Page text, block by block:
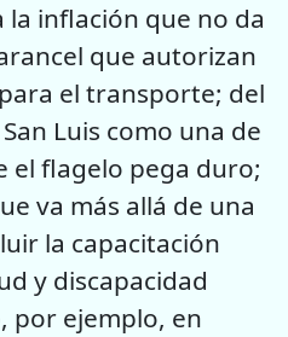
inflación que no da
que autorizan
el transporte; del
Luis como una de
el flagelo pega duro;
va más allá de una
la capacitación
y discapacidad
por ejemplo, en